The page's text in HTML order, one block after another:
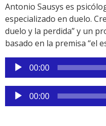
Antonio Sausys es
especializado en duelo.
duelo y la perdida” y un
basado en la premisa “el
Reproductor
de
audio
00:00
Reproductor
de
00:00